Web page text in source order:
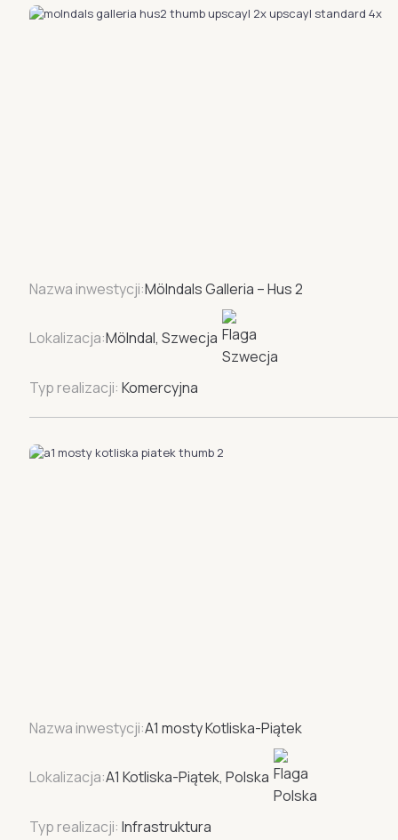
Nazwa inwestycji:Mölndals Galleria – Hus 2
Lokalizacja:Mölndal, Szwecja
Typ realizacji: Komercyjna
Nazwa inwestycji:A1 mosty Kotliska-Piątek
Lokalizacja:A1 Kotliska-Piątek, Polska
Typ realizacji: Infrastruktura